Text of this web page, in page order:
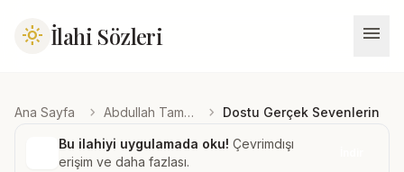
light_mode İlahi Sözleri menu
Ana Sayfa chevron_right Abdullah Tamamlar chevron_right Dostu Gerçek Sevenlerin
Bu ilahiyi uygulamada oku! Çevrimdışı
erişim ve daha fazlası.